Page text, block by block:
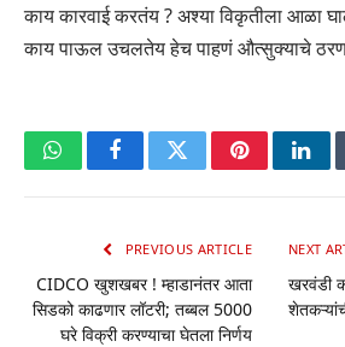
काय कारवाई करतंय ? अश्या विकृतीला आळा
काय पाऊल उचलतेय हेच पाहणं औत्सुक्याचे
WhatsAppFacebookTwitterPinterest
PREVIOUS ARTICLE
CIDCO खुशखबर ! म्हाडानंतर आता
सिडको काढणार लॉटरी; तब्बल 5000
घरे विक्री करण्याचा घेतला निर्णय
NEXT
खरवंडी